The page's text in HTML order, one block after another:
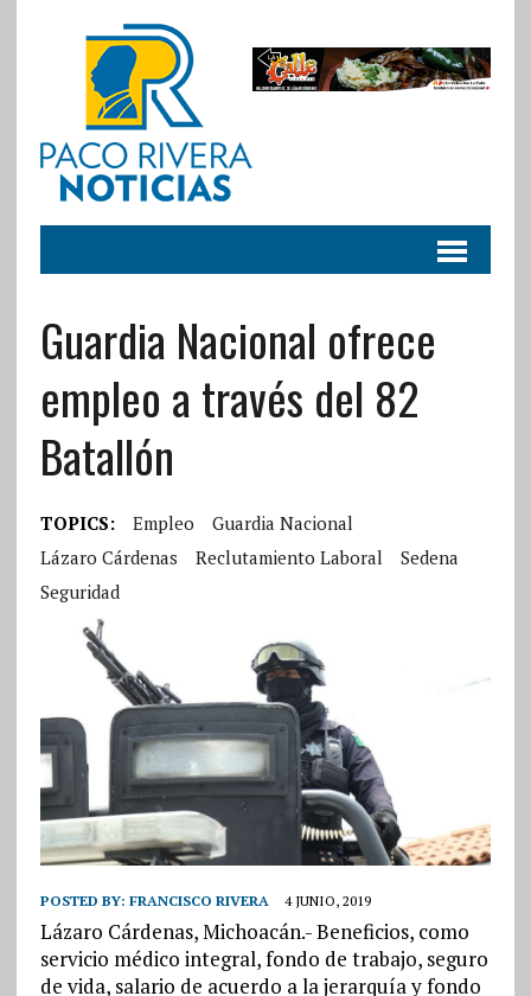
Guardia Nacional ofrece
empleo a través del 82
Batallón
TOPICS: Empleo
Guardia Nacional
Lázaro Cárdenas
Reclutamiento Laboral
Sedena
Seguridad
POSTED BY: FRANCISCO RIVERA 4 JUNIO, 2019
Lázaro Cárdenas, Michoacán.- Beneficios, como
servicio médico integral, fondo de trabajo, seguro
de vida, salario de acuerdo a la jerarquía y fondo